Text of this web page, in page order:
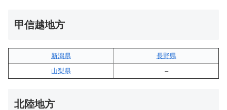
甲信越地方
新潟県
長野県
山梨県
–
北陸地方